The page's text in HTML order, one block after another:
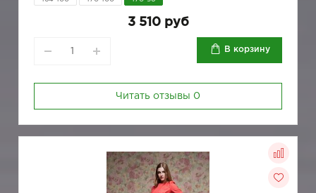
3 510 руб
В корзину
Читать отзывы 0